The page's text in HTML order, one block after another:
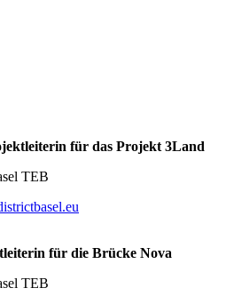
für das Projekt 3Land
TEB
für die Brücke Nova
TEB